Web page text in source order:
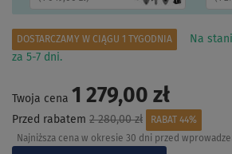
DOSTARCZAMY W CIĄGU 1 TYGODNIA
Na
za 5-7 dni.
Twoja cena 1 279,00 zł
Przed rabatem 2 280,00 zł
RABAT 44%
Najniższa cena w okresie 30 dni przed